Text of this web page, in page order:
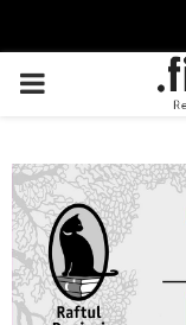
PRIMARY